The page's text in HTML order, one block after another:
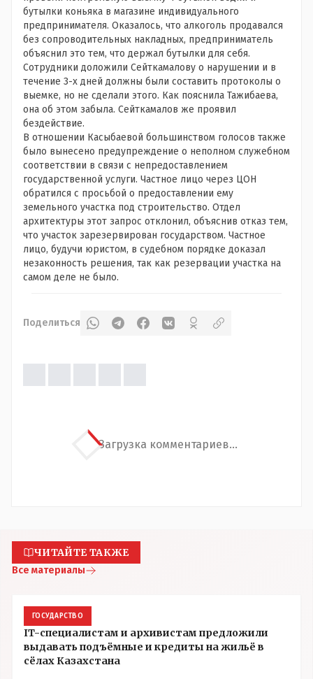
бутылки коньяка в магазине индивидуального
предпринимателя. Оказалось, что алкоголь продавался
без сопроводительных накладных, предприниматель
объяснил это тем, что держал бутылки для себя.
Сотрудники доложили Сейткамалову о нарушении и в
течение 3-х дней должны были составить протоколы о
выемке, но не сделали этого. Как пояснила Тажибаева,
она об этом забыла. Сейткамалов же проявил
бездействие.
В отношении Касыбаевой большинством голосов также
было вынесено предупреждение о неполном служебном
соответствии в связи с непредоставлением
государственной услуги. Частное лицо через ЦОН
обратился с просьбой о предоставлении ему
земельного участка под строительство. Отдел
архитектуры этот запрос отклонил, объяснив отказ тем,
что участок зарезервирован государством. Частное
лицо, будучи юристом, в судебном порядке доказал
незаконность решения, так как резервации участка на
самом деле не было.
Поделиться
Загрузка комментариев...
ЧИТАЙТЕ ТАКЖЕ
Все материалы
ГОСУДАРСТВО
IT-специалистам и архивистам предложили
выдавать подъёмные и кредиты на жильё в
сёлах Казахстана